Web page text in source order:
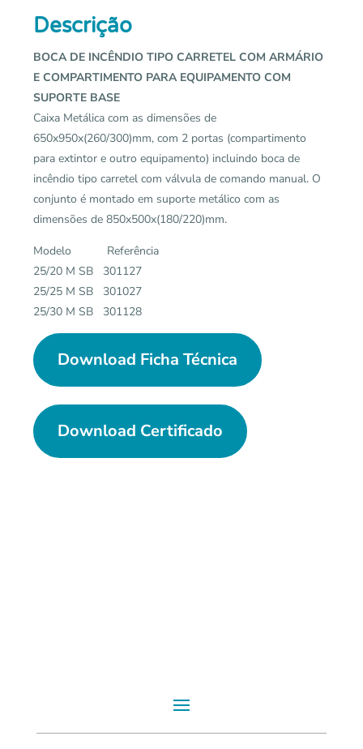
Descrição
BOCA DE INCÊNDIO TIPO CARRETEL COM ARMÁRIO
E COMPARTIMENTO PARA EQUIPAMENTO COM
SUPORTE BASE
Caixa Metálica com as dimensões de
650x950x(260/300)mm, com 2 portas (compartimento
para extintor e outro equipamento) incluindo boca de
incêndio tipo carretel com válvula de comando manual. O
conjunto é montado em suporte metálico com as
dimensões de 850x500x(180/220)mm.
Modelo Referência
25/20 M SB 301127
25/25 M SB 301027
25/30 M SB 301128
Download Ficha Técnica
Download Certificado